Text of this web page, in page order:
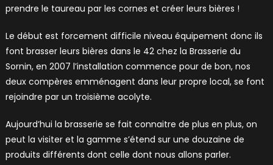
prendre le taureau par les cornes et créer leurs bières !
Le début est forcement difficile niveau équipement donc ils
font brasser leurs bières dans le 42 chez la Brasserie du
Sornin, en 2007 l’installation commence pour de bon, nos
deux compères emménagent dans leur propre local, se font
rejoindre par un troisième acolyte.
Aujourd’hui la brasserie se fait connaitre de plus en plus, on
peut la visiter et la gamme s’étend sur une douzaine de
produits différents dont celle dont nous allons parler.